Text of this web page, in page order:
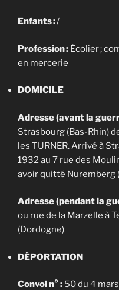
Enfants :/
Profession : Écolier ;
en mercerie
DOMICILE
Adresse (avant la
Strasbourg (Bas-Rhin)
les TURNER. Arrivé à
1932 au 7 rue des
avoir quitté Nuremberg
Adresse (pendant la
ou rue de la Marzelle à
(Dordogne)
DÉPORTATION
Convoi n° : 50 du 4